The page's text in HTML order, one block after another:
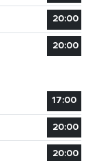
20:00
20:00
17:00
20:00
20:00